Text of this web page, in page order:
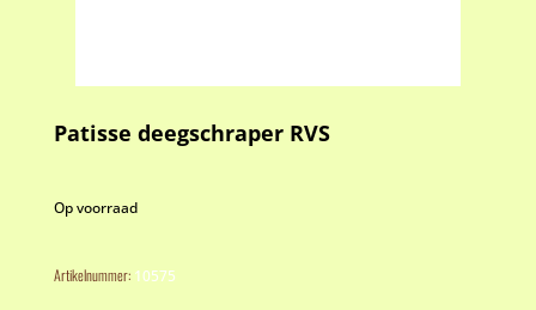
Patisse deegschraper RVS
Op voorraad
Artikelnummer: 10575